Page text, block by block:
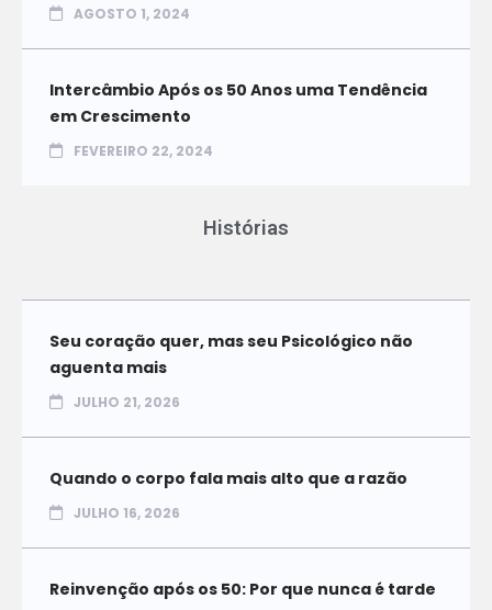
AGOSTO 1, 2024
Intercâmbio Após os 50 Anos uma Tendência
em Crescimento
FEVEREIRO 22, 2024
Histórias
Seu coração quer, mas seu Psicológico não
aguenta mais
JULHO 21, 2026
Quando o corpo fala mais alto que a razão
JULHO 16, 2026
Reinvenção após os 50: Por que nunca é tarde